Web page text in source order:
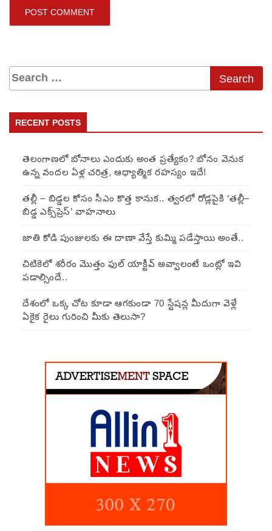
RECENT POSTS
తెలంగాణలో బోనాలు ఎందుకు అంత ప్రత్యేకం? బోనం వెనుక
ఉన్న వందల ఏళ్ల చరిత్ర, ఆధ్యాత్మిక రహస్యం ఇదే!
తల్లీ – బిడ్డల కోసం సీఎం కొత్త కానుక.. త్వరలో రోడ్లపైకి ‘తల్లీ–
బిడ్డ ఎక్స్‌ప్రెస్’ వాహనాలు
జాతి కోడి పుంజులకు ఈ దాణా వేస్తే కుమ్మి పడేస్తాయి అంతే..
చిటికెలో శరీరం మొత్తం ఫుల్ యాక్టీవ్ అవ్వాలంటే ఒంట్లో ఇవి
పడాల్సిందే..
దేశంలో ఒక్క చోట కూడా ఆగకుండా 70 స్టేషన్ల మీదుగా వెళ్లే
ఏకైక రైలు గురించి మీకు తెలుసా?